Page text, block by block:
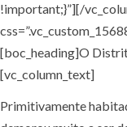
!important;}”][/
[boc_heading]O
[vc_column_text]
Primitivamente